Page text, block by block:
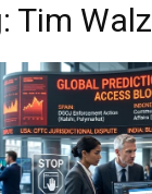
Tim Walz